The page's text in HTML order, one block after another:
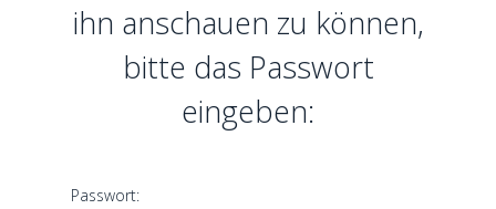
ihn anschauen zu können,
bitte das Passwort
eingeben:
Passwort: